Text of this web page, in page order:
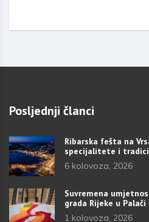
Posljednji članci
Ribarska fešta na
specijalitete i
6 kolovoza, 2026
Suvremena
grada Rijeke u Palači
1 kolovoza, 2026